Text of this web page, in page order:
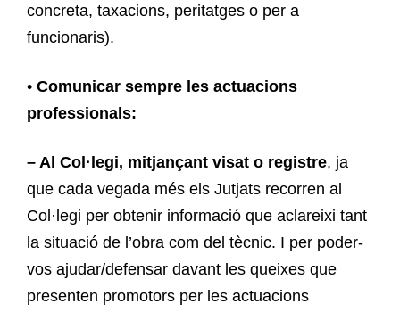
concreta, taxacions, peritatges o per a
funcionaris).
• Comunicar sempre les actuacions
professionals:
– Al Col·legi, mitjançant visat o registre, ja
que cada vegada més els Jutjats recorren al
Col·legi per obtenir informació que aclareixi tant
la situació de l’obra com del tècnic. I per poder-
vos ajudar/defensar davant les queixes que
presenten promotors per les actuacions